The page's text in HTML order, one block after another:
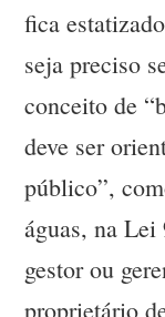
fica
seja preciso
conceito de
deve ser
público”,
águas, na
gestor ou
proprietário